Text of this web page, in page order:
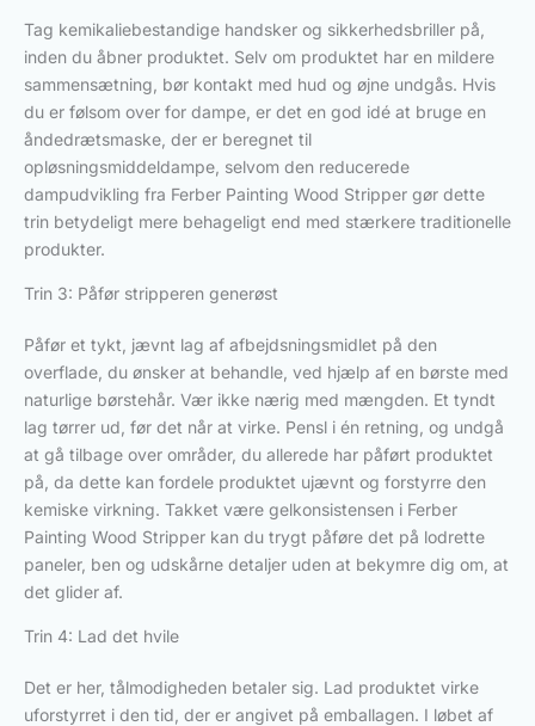
Tag kemikaliebestandige handsker og sikkerhedsbriller på,
inden du åbner produktet. Selv om produktet har en mildere
sammensætning, bør kontakt med hud og øjne undgås. Hvis
du er følsom over for dampe, er det en god idé at bruge en
åndedrætsmaske, der er beregnet til
opløsningsmiddeldampe, selvom den reducerede
dampudvikling fra Ferber Painting Wood Stripper gør dette
trin betydeligt mere behageligt end med stærkere traditionelle
produkter.
Trin 3: Påfør stripperen generøst
Påfør et tykt, jævnt lag af afbejdsningsmidlet på den
overflade, du ønsker at behandle, ved hjælp af en børste med
naturlige børstehår. Vær ikke nærig med mængden. Et tyndt
lag tørrer ud, før det når at virke. Pensl i én retning, og undgå
at gå tilbage over områder, du allerede har påført produktet
på, da dette kan fordele produktet ujævnt og forstyrre den
kemiske virkning. Takket være gelkonsistensen i Ferber
Painting Wood Stripper kan du trygt påføre det på lodrette
paneler, ben og udskårne detaljer uden at bekymre dig om, at
det glider af.
Trin 4: Lad det hvile
Det er her, tålmodigheden betaler sig. Lad produktet virke
uforstyrret i den tid, der er angivet på emballagen. I løbet af